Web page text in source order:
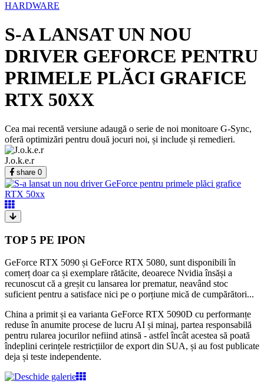
HARDWARE
S-A LANSAT UN NOU
DRIVER GEFORCE PENTRU
PRIMELE PLĂCI GRAFICE
RTX 50XX
Cea mai recentă versiune adaugă o serie de noi monitoare G-Sync,
oferă optimizări pentru două jocuri noi, și include și remedieri.
J.o.k.e.r
share 0
TOP 5 PE IPON
GeForce RTX 5090 și GeForce RTX 5080, sunt disponibili în
comerț doar ca și exemplare rătăcite, deoarece Nvidia însăși a
recunoscut că a greșit cu lansarea lor prematur, neavând stoc
suficient pentru a satisface nici pe o porțiune mică de cumpărători...
China a primit și ea varianta GeForce RTX 5090D cu performanțe
reduse în anumite procese de lucru AI și minaj, partea responsabilă
pentru rularea jocurilor nefiind atinsă - astfel încât acestea să poată
îndeplini cerințele restricțiilor de export din SUA, și au fost publicate
deja și teste independente.